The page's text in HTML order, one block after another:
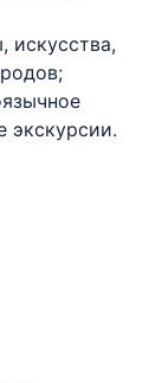
искусства,
экскурсии.